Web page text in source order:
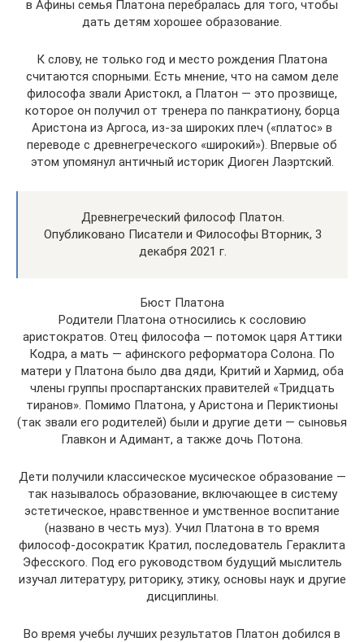
в Афины семья Платона перебралась для того, чтобы
дать детям хорошее образование.
К слову, не только год и место рождения Платона
считаются спорными. Есть мнение, что на самом деле
философа звали Аристокл, а Платон — это прозвище,
которое он получил от тренера по панкратиону, борца
Аристона из Аргоса, из-за широких плеч («платос» в
переводе с древнегреческого «широкий»). Впервые об
этом упомянул античный историк Диоген Лаэртский.
Древнегреческий философ Платон.
Опубликовано Писатели и Философы Вторник, 3
декабря 2021 г.
Бюст Платона
Родители Платона относились к сословию
аристократов. Отец философа — потомок царя Аттики
Кодра, а мать — афинского реформатора Солона. По
матери у Платона было два дяди, Критий и Хармид, оба
члены группы проспартанских правителей «Тридцать
тиранов». Помимо Платона, у Аристона и Периктионы
(так звали его родителей) были и другие дети — сыновья
Главкон и Адимант, а также дочь Потона.
Дети получили классическое мусическое образование —
так называлось образование, включающее в систему
эстетическое, нравственное и умственное воспитание
(названо в честь муз). Учил Платона в то время
философ-досократик Кратил, последователь Гераклита
Эфесского. Под его руководством будущий мыслитель
изучал литературу, риторику, этику, основы наук и другие
дисциплины.
Во время учебы лучших результатов Платон добился в